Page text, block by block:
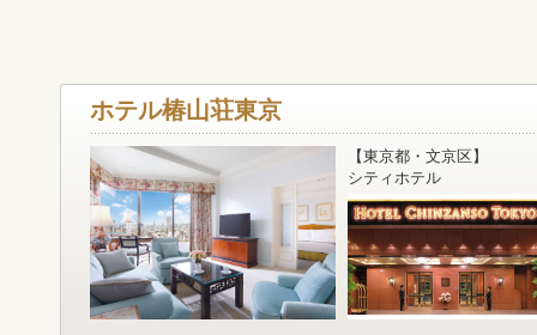
ホテル椿山荘東京
【東京都・文京区】
シティホテル